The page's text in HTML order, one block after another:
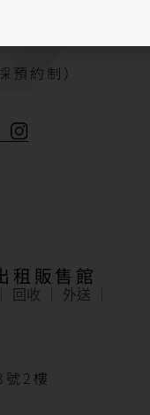
約制）
租販售館
回收 外送
2樓